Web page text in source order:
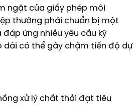
ngặt của giấy phép môi
thường phải chuẩn bị một
đáp ứng nhiều yêu cầu kỹ
dài có thể gây chậm tiến độ dự
xử lý chất thải đạt tiêu